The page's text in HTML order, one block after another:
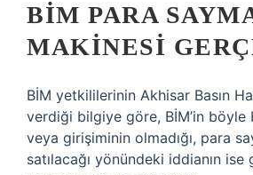
BIM PARA
MAKINESI
BİM yetkililerinin Akhisar Basın
verdiği bilgiye göre, BİM’in böyle
veya girişiminin olmadığı, para
satılacağı yönündeki iddianın ise